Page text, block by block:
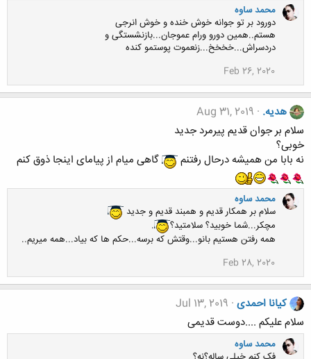
محمد ساوه
دورود بر تو جوانه خوش خنده و خوش انرجی
هستم..همین دورو ورام عموجان...بازنشستگی و
دردسراش...خخخخ...زنعموت پوستمو کنده
Feb 26, 2020
هدیه. Aug 31, 2019
سلام بر جوان قدیم پیرمرد جدید
خوبی؟
نه بابا من همیشه درحال رفتنم
گاهی میام از پیامای اینجا ذوق کنم
محمد ساوه
سلام بر همکار قدیم و همبند قدیم و جدید
مچکر...شما خوبید؟ سلامتید؟
.
همه رفتن هستیم بانو...وقتش که برسه...حکم ها که بیاد...همه میریم..
Feb 28, 2020
کیانا احمدی Jul 13, 2019
سلام علیکم ....دوست قدیمی
محمد ساوه